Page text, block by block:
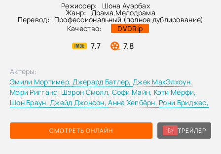
Режиссер:
Шона Ауэрбах
Жанр: Драма,Мелодрама
Перевод:
Профессиональный (полное дублирование)
Качество:
DVDRip
7.7 7.8
СМОТРЕТЬ ОНЛАЙН ТРЕЙЛЕР
Актеры:
Эмили Мортимер,Джерард Батлер, Джек МакЭлхоун,
Мэри Ригганс, Шэрон Смолл, Софи Майн, Кэти Мёрфи,
Шон Браун,Джейд Джонсон,Анна Хепбёрн, Рони Бриджес,